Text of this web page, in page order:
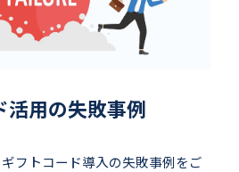
活用の失敗事例
フトコード導入の失敗事例をご